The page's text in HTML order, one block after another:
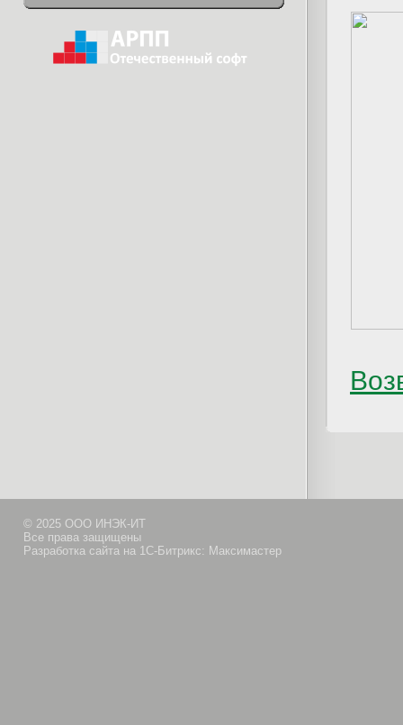
© 2025 ООО ИНЭК-ИТ
Все права защищены
Разработка сайта на 1С-Битрикс: Максимастер